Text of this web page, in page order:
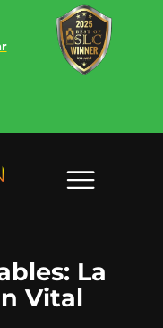
La
Vital